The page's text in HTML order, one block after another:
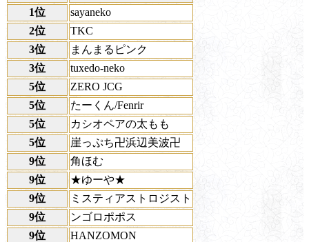
1位
sayaneko
2位
TKC
3位
まんまるピンク
3位
tuxedo-neko
5位
ZERO JCG
5位
たーくん/Fenrir
5位
カシオペアの太もも
5位
崖っぷち卍浜辺美波卍
9位
角ほむ
9位
★ゆーや★
9位
ミスティアストロジスト
9位
ンゴロポポス
9位
HANZOMON